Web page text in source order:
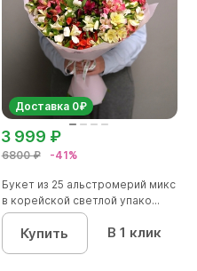
Доставка 0₽
6800 ₽ -41%
3 999 ₽
Букет из 25 альстромерий микс
в корейской светлой упако...
Купить В 1 клик